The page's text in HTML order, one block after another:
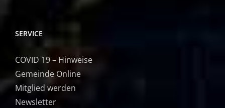
SERVICE
COVID 19 – Hinweise
Gemeinde Online
Mitglied werden
Newsletter